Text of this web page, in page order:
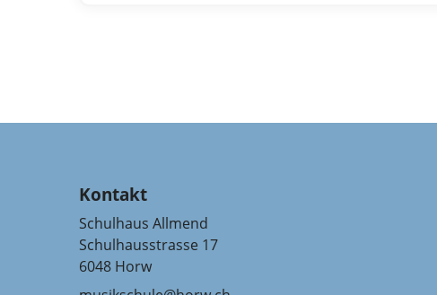
Kontakt
Schulhaus Allmend
Schulhausstrasse 17
6048 Horw